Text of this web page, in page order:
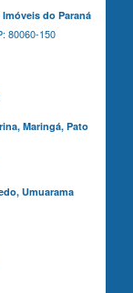
do Paraná
80060-150
Maringá, Pato
Umuarama